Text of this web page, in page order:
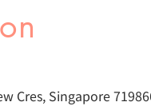
Cres, Singapore